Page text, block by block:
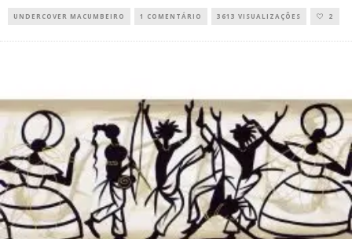
UNDERCOVER MACUMBEIRO 1 COMENTÁRIO 3613 VISUALIZAÇÕES 2